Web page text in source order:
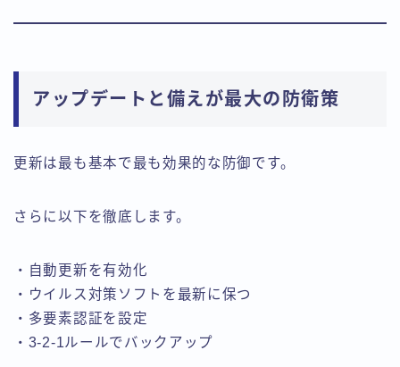
アップデートと備えが最大の防衛策
更新は最も基本で最も効果的な防御です。
さらに以下を徹底します。
・自動更新を有効化
・ウイルス対策ソフトを最新に保つ
・多要素認証を設定
・3-2-1ルールでバックアップ